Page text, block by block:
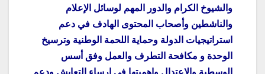
والشيوخ الكرام والدور المهم لوسائل الإعلام
والناشطين وأصحاب المحتوى الهادف في دعم
استراتيجيات الدولة وحماية اللحمة الوطنية وترسيخ
الوحدة و مكافحة التطرف والعمل وفق أسس
الوسطية والاعتدال واهميتها في ارساء التعايش ودعم